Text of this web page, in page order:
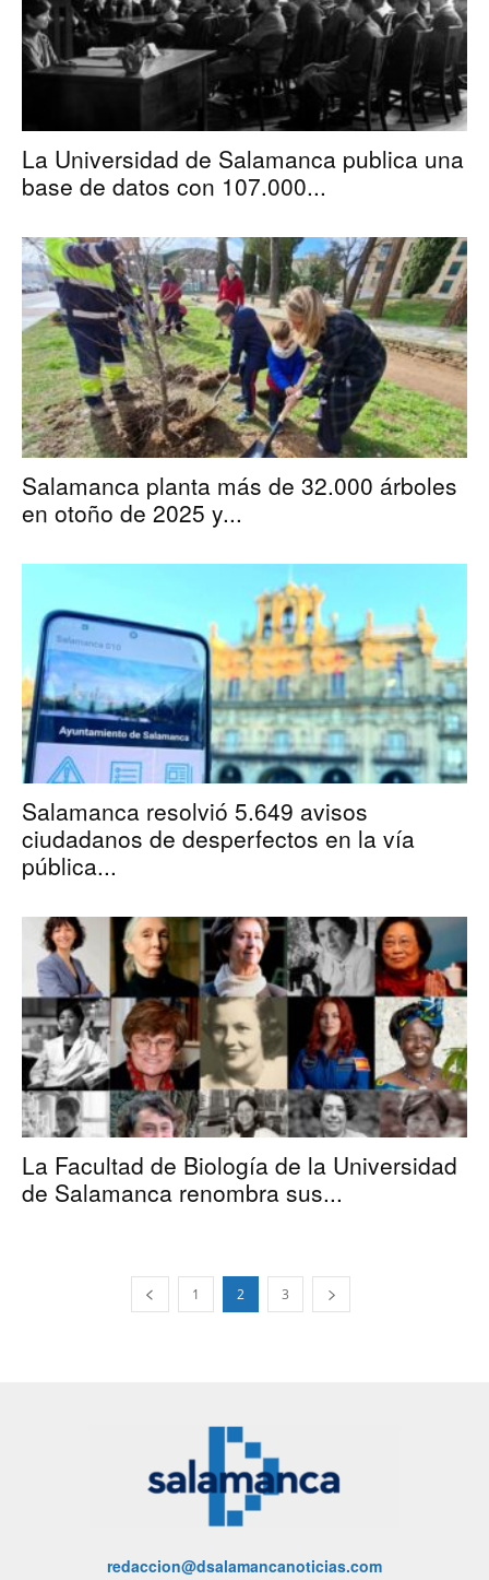
La Universidad de Salamanca publica una
base de datos con 107.000...
Salamanca planta más de 32.000 árboles
en otoño de 2025 y...
Salamanca resolvió 5.649 avisos
ciudadanos de desperfectos en la vía
pública...
La Facultad de Biología de la Universidad
de Salamanca renombra sus...
1 2 3
redaccion@dsalamancanoticias.com